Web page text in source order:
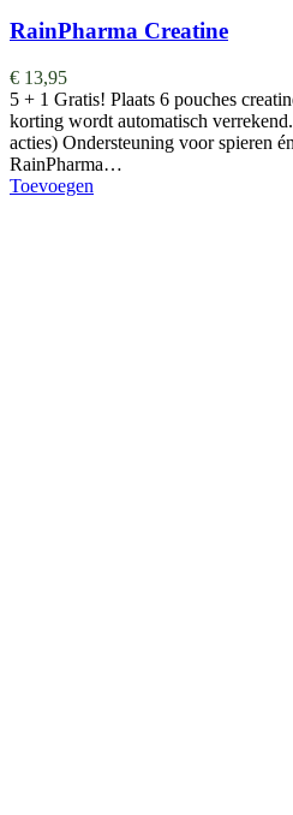
RainPharma Creatine
€ 13,95
5 + 1 Gratis! Plaats 6 pouches
korting wordt automatisch
acties) Ondersteuning voor spieren
RainPharma…
Toevoegen